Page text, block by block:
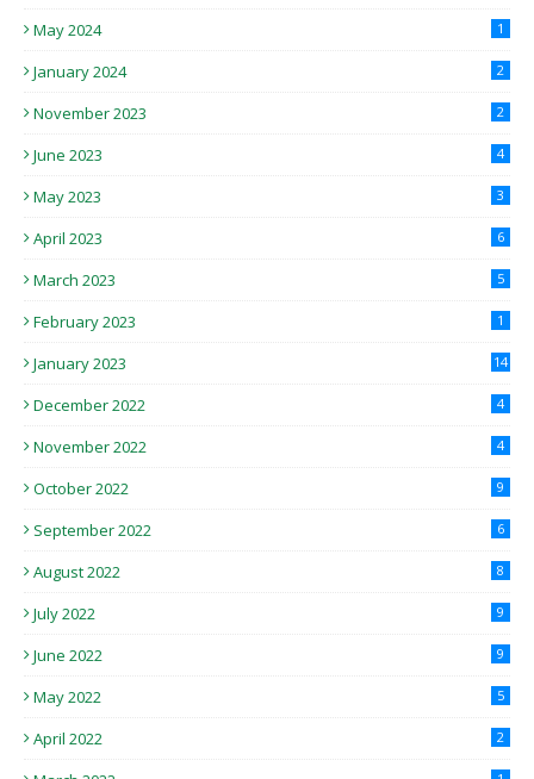
May 2024 1
January 2024 2
November 2023 2
June 2023 4
May 2023 3
April 2023 6
March 2023 5
February 2023 1
January 2023 14
December 2022 4
November 2022 4
October 2022 9
September 2022 6
August 2022 8
July 2022 9
June 2022 9
May 2022 5
April 2022 2